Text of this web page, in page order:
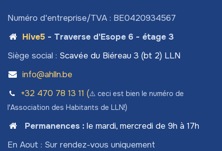
Numéro d'entreprise/TVA : BE0420934567
Hive5- Traverse d'Esope 6 - étage 3
Siège social : Scavée du Biéreau 3 (bt 2) LLN
info@ahlln.be
+32 470 78​ 13 11 (⚠️ ceci est bien le numéro de
l'Association des Habitants de LLN!)
Permanences: le mardi, mercredi de 9h à 17h
En Aout : Sur rendez-vous uniquement